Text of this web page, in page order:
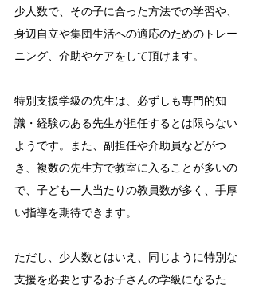
少人数で、その子に合った方法での学習や、
身辺自立や集団生活への適応のためのトレー
ニング、介助やケアをして頂けます。
特別支援学級の先生は、必ずしも専門的知
識・経験のある先生が担任するとは限らない
ようです。また、副担任や介助員などがつ
き、複数の先生方で教室に入ることが多いの
で、子ども一人当たりの教員数が多く、手厚
い指導を期待できます。
ただし、少人数とはいえ、同じように特別な
支援を必要とするお子さんの学級になるた